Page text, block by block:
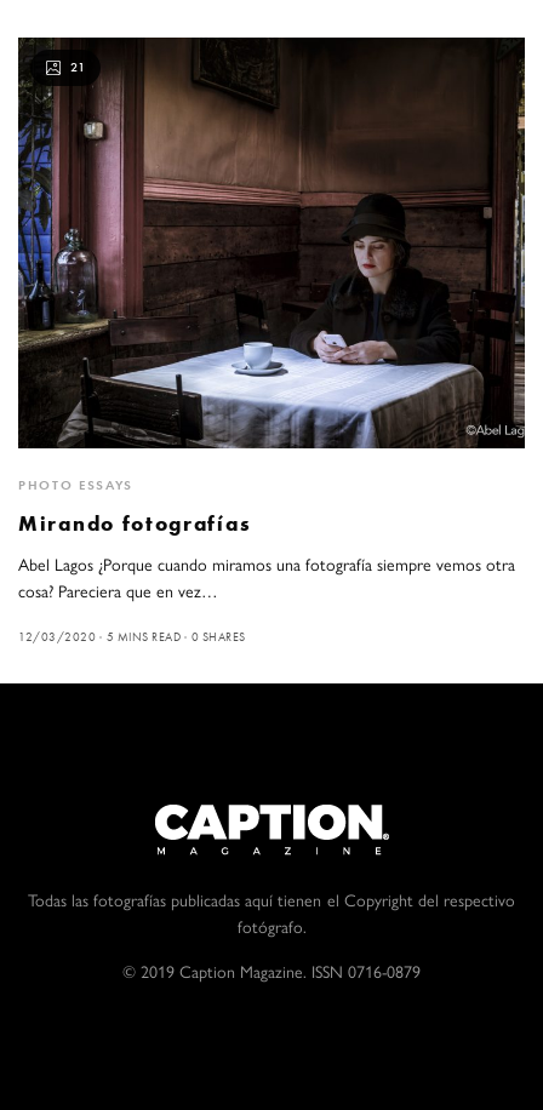
21
PHOTO ESSAYS
Mirando fotografías
Abel Lagos ¿Porque cuando miramos una fotografía siempre vemos otra
cosa? Pareciera que en vez…
12/03/2020 5 MINS READ 0 SHARES
Todas las fotografías publicadas aquí tienen el Copyright del respectivo
fotógrafo.
© 2019 Caption Magazine. ISSN 0716-0879